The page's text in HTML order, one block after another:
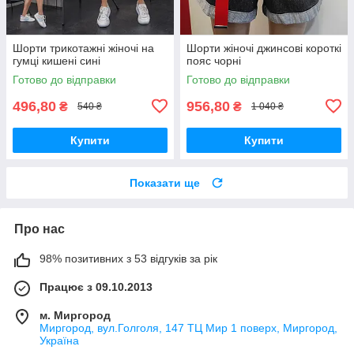
Шорти трикотажні жіночі на
гумці кишені сині
Готово до відправки
496,80 ₴ 540 ₴
Купити
Шорти жіночі джинсові короткі
пояс чорні
Готово до відправки
956,80 ₴ 1 040 ₴
Купити
Показати ще
Про нас
98% позитивних з 53 відгуків за рік
Працює з 09.10.2013
м. Миргород
Миргород, вул.Голголя, 147 ТЦ Мир 1 поверх, Миргород,
Україна